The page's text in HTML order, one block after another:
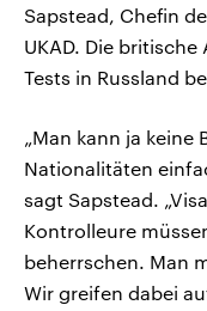
Sapstead, Chefin
UKAD. Die
Tests in Russland
„Man kann ja keine
Nationalitäten
sagt Sapstead.
Kontrolleure
beherrschen. Man
Wir greifen dabei